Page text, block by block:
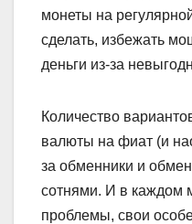
монеты на
сделать, избежать
деньги из-за
Количество
валюты на фиат (и
за обменники и
сотнями. И в каждом
проблемы, свои